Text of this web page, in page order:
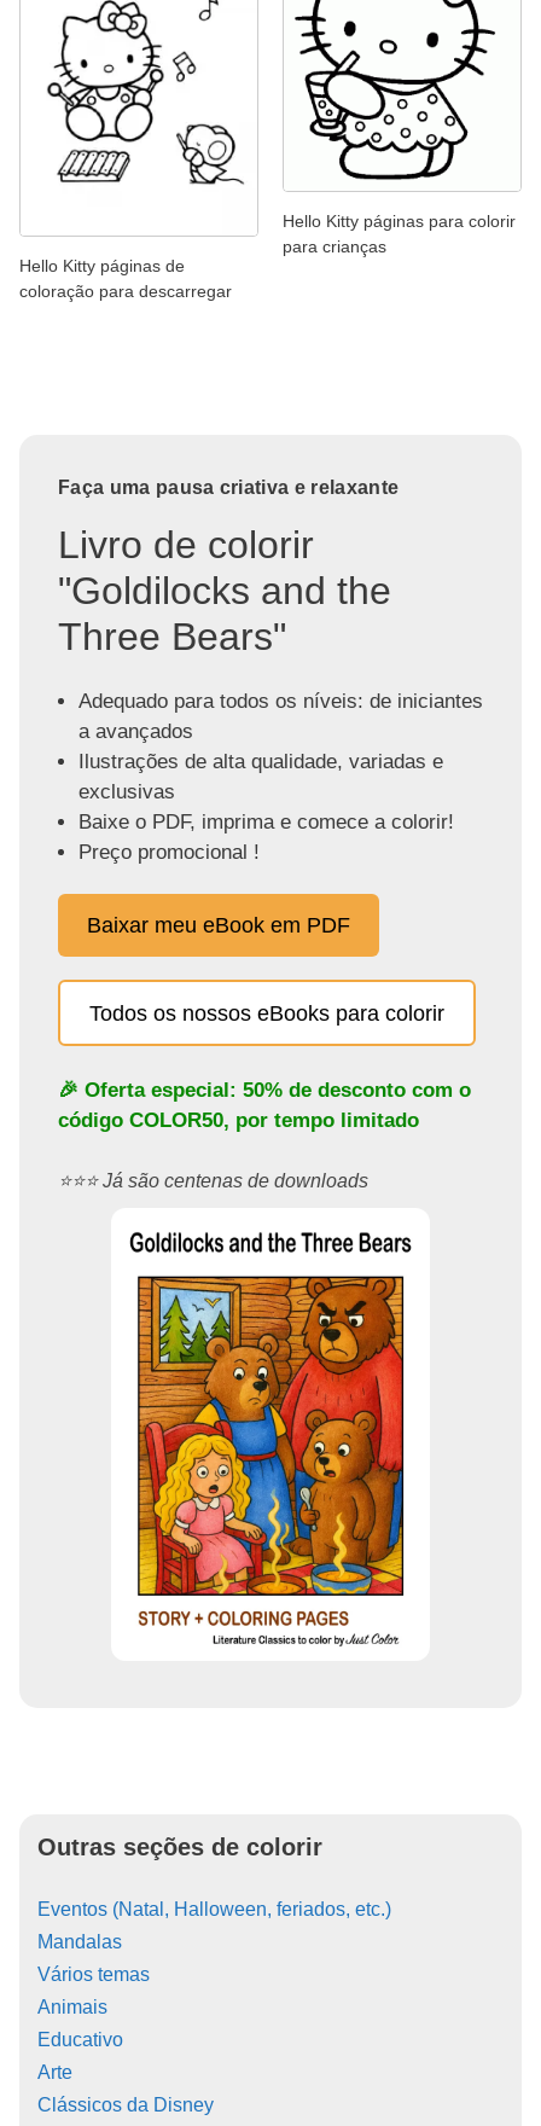
Hello Kitty páginas de
coloração para descarregar
Hello Kitty páginas para colorir
para crianças
Faça uma pausa criativa e relaxante
Livro de colorir
"Goldilocks and the
Three Bears"
Adequado para todos os níveis: de iniciantes
a avançados
Ilustrações de alta qualidade, variadas e
exclusivas
Baixe o PDF, imprima e comece a colorir!
Preço promocional !
Baixar meu eBook em PDF
Todos os nossos eBooks para colorir
🎉 Oferta especial: 50% de desconto com o
código COLOR50, por tempo limitado
⭐️⭐️⭐️ Já são centenas de downloads
Outras seções de colorir
Eventos (Natal, Halloween, feriados, etc.)
Mandalas
Vários temas
Animais
Educativo
Arte
Clássicos da Disney